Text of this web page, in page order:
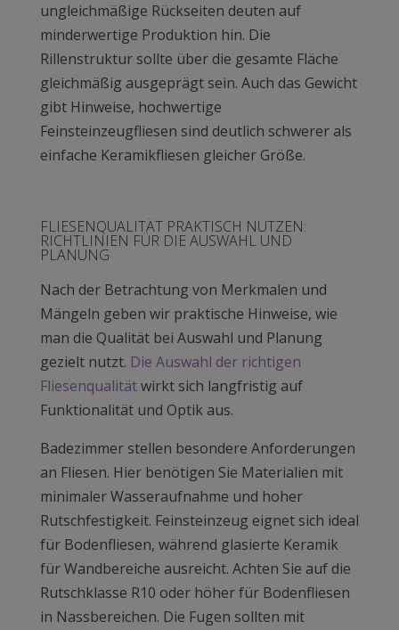
ungleichmäßige Rückseiten deuten auf
minderwertige Produktion hin. Die
Rillenstruktur sollte über die gesamte Fläche
gleichmäßig ausgeprägt sein. Auch das Gewicht
gibt Hinweise, hochwertige
Feinsteinzeugfliesen sind deutlich schwerer als
einfache Keramikfliesen gleicher Größe.
FLIESENQUALITÄT PRAKTISCH NUTZEN:
RICHTLINIEN FÜR DIE AUSWAHL UND
PLANUNG
Nach der Betrachtung von Merkmalen und
Mängeln geben wir praktische Hinweise, wie
man die Qualität bei Auswahl und Planung
gezielt nutzt. Die Auswahl der richtigen
Fliesenqualitätwirkt sich langfristig auf
Funktionalität und Optik aus.
Badezimmer stellen besondere Anforderungen
an Fliesen. Hier benötigen Sie Materialien mit
minimaler Wasseraufnahme und hoher
Rutschfestigkeit. Feinsteinzeug eignet sich ideal
für Bodenfliesen, während glasierte Keramik
für Wandbereiche ausreicht. Achten Sie auf die
Rutschklasse R10 oder höher für Bodenfliesen
in Nassbereichen. Die Fugen sollten mit